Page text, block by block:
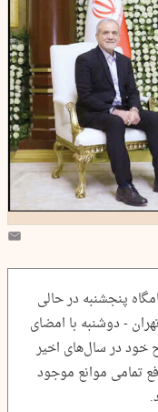
پنجشنبه در حالی
- دوشنبه با امضای
سطح خود در سال‌های اخیر
تمامی موانع موجود